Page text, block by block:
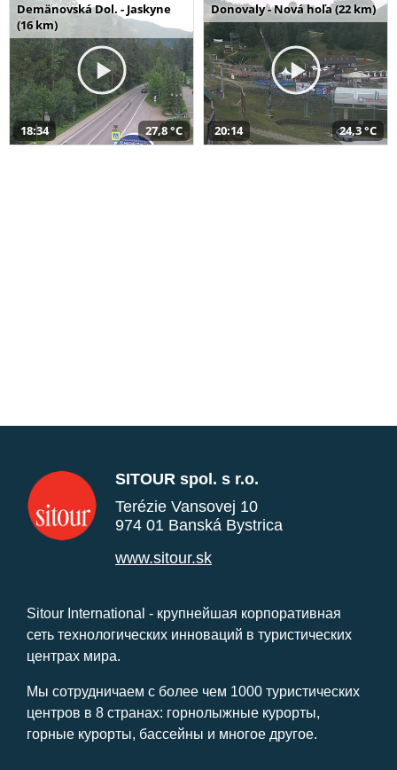
Demänovská Dol. - Jaskyne
(16 km)
18:34 27,8 °C
Donovaly - Nová hoľa (22 km)
20:14 24,3 °C
SITOUR spol. s r.o.
Terézie Vansovej 10
974 01 Banská Bystrica
www.sitour.sk
Sitour International - крупнейшая корпоративная
сеть технологических инноваций в туристических
центрах мира.
Мы сотрудничаем с более чем 1000 туристических
центров в 8 странах: горнолыжные курорты,
горные курорты, бассейны и многое другое.